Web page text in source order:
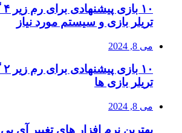
تریلر بازی و سیستم مورد نیاز
می 8, 2024
تریلر بازی ها
می 8, 2024
بهترین نرم افزار های تغییر آی